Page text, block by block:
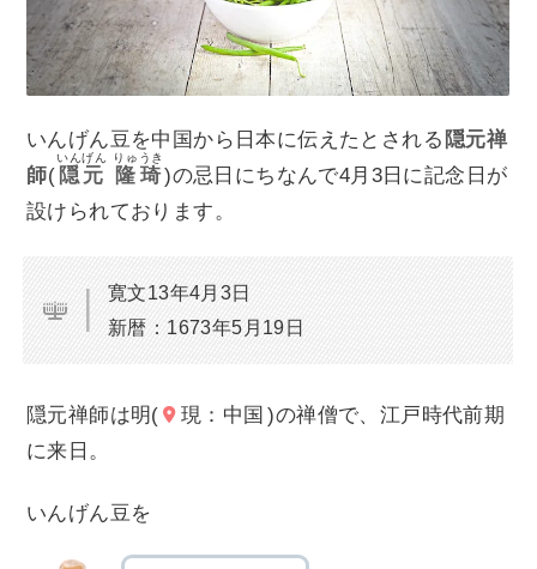
いんげん豆を中国から日本に伝えたとされる 隠元禅
師( 隠元
いんげん
隆琦
りゅうき
)の忌日にちなんで4月3日に記念日が
設けられております。
寛文13年4月3日
新暦：1673年5月19日
隠元禅師は明( 現：中国 )の禅僧で、江戸時代前期
に来日。
いんげん豆を